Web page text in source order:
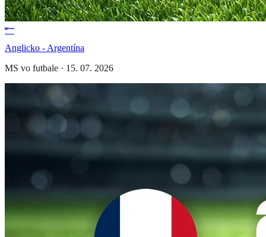
Anglicko - Argentína
MS vo futbale · 15. 07. 2026